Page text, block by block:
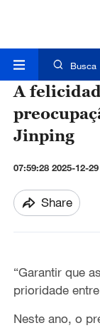
Busca
A
Jinping
07:59:28 2025-12-29
Share
“Garantir que
prioridade
Neste ano, o